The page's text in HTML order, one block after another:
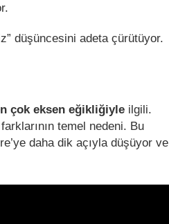
düşüncesini adeta çürütüyor.
çok eksen eğikliğiyle ilgili.
temel nedeni. Bu
daha dik açıyla düşüyor ve